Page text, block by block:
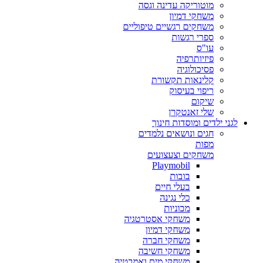
מוטוריקה עדינה וגסה
משחקי דמיון
משחקים רגשיים טיפוליים
ספרי רגשות
עו"ס
פיזיותרפיה
פסיכולוגיה
קלינאות תקשורת
ריפוי בעיסוק
שיקום
שלי זאנטקרן
לגני ילדים ומוסדות חינוך
חגים ונושאים נלמדים
מפות
משחקים וצעצועים
Playmobil
בובות
בעלי חיים
כלי נגינה
מכוניות
משחקי אסטרטגיה
משחקי דמיון
משחקי חברה
משחקי חשיבה